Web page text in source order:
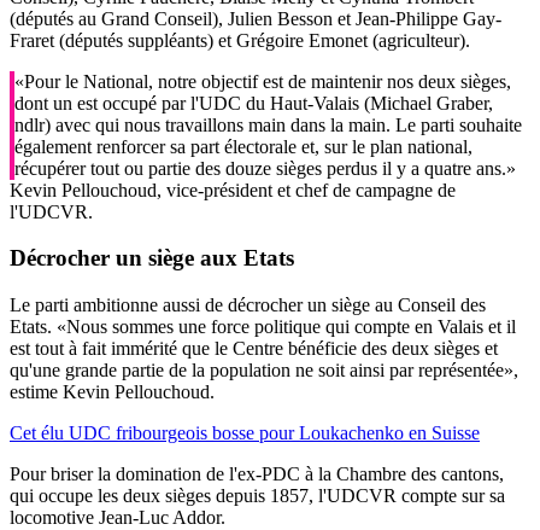
(députés au Grand Conseil), Julien Besson et Jean-Philippe Gay-
Fraret (députés suppléants) et Grégoire Emonet (agriculteur).
«Pour le National, notre objectif est de maintenir nos deux sièges,
dont un est occupé par l'UDC du Haut-Valais (Michael Graber,
ndlr) avec qui nous travaillons main dans la main. Le parti souhaite
également renforcer sa part électorale et, sur le plan national,
récupérer tout ou partie des douze sièges perdus il y a quatre ans.»
Kevin Pellouchoud, vice-président et chef de campagne de
l'UDCVR.
Décrocher un siège aux Etats
Le parti ambitionne aussi de décrocher un siège au Conseil des
Etats. «Nous sommes une force politique qui compte en Valais et il
est tout à fait immérité que le Centre bénéficie des deux sièges et
qu'une grande partie de la population ne soit ainsi par représentée»,
estime Kevin Pellouchoud.
Cet élu UDC fribourgeois bosse pour Loukachenko en Suisse
Pour briser la domination de l'ex-PDC à la Chambre des cantons,
qui occupe les deux sièges depuis 1857, l'UDCVR compte sur sa
locomotive Jean-Luc Addor.